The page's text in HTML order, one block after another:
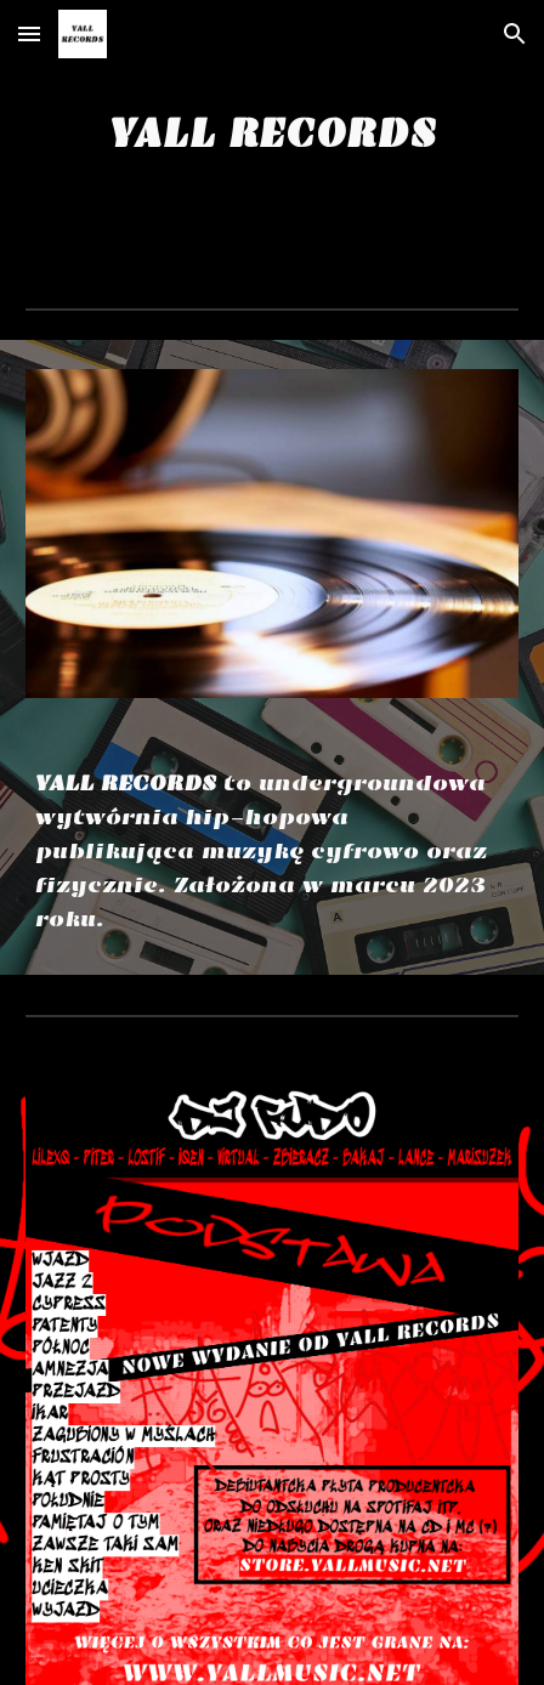
Skip to main content Skip to navigation
YALL RECORDS
YALL RECORDSto undergroundowa
wytwórnia hip-hopowa
publikująca muzykę cyfrowo oraz
fizycznie. Założona w marcu 2023
roku.